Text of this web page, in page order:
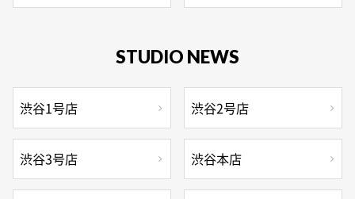
STUDIO NEWS
渋谷1号店 渋谷2号店
渋谷3号店 渋谷本店